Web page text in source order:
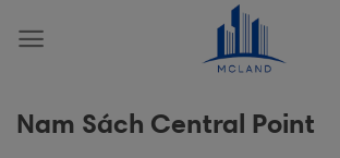
Nam Sách Central Point